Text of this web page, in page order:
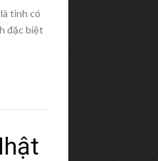
tỉnh có
đặc biệt